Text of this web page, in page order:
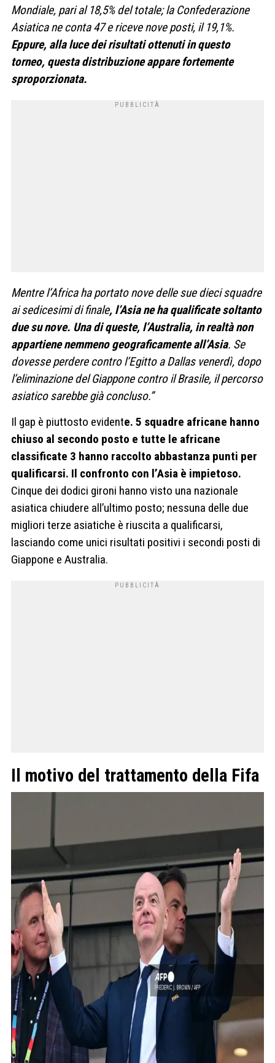
Mondiale, pari al 18,5% del totale; la Confederazione
Asiatica ne conta 47 e riceve nove posti, il 19,1%.
Eppure, alla luce dei risultati ottenuti in questo
torneo, questa distribuzione appare fortemente
sproporzionata.
Mentre l’Africa ha portato nove delle sue dieci squadre
ai sedicesimi di finale, l’Asia ne ha qualificate soltanto
due su nove. Una di queste, l’Australia, in realtà non
appartiene nemmeno geograficamente all’Asia. Se
dovesse perdere contro l’Egitto a Dallas venerdì, dopo
l’eliminazione del Giappone contro il Brasile, il percorso
asiatico sarebbe già concluso.”
Il gap è piuttosto evidente. 5 squadre africane hanno
chiuso al secondo posto e tutte le africane
classificate 3 hanno raccolto abbastanza punti per
qualificarsi. Il confronto con l’Asia è impietoso.
Cinque dei dodici gironi hanno visto una nazionale
asiatica chiudere all’ultimo posto; nessuna delle due
migliori terze asiatiche è riuscita a qualificarsi,
lasciando come unici risultati positivi i secondi posti di
Giappone e Australia.
Il motivo del trattamento della Fifa